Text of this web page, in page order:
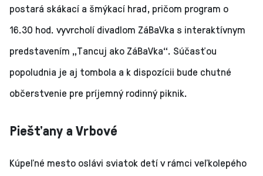
postará skákací a šmýkací hrad, pričom program o
16.30 hod. vyvrcholí divadlom ZáBaVka s interaktívnym
predstavením „Tancuj ako ZáBaVka“. Súčasťou
popoludnia je aj tombola a k dispozícii bude chutné
občerstvenie pre príjemný rodinný piknik.
Piešťany a Vrbové
Kúpeľné mesto oslávi sviatok detí v rámci veľkolepého